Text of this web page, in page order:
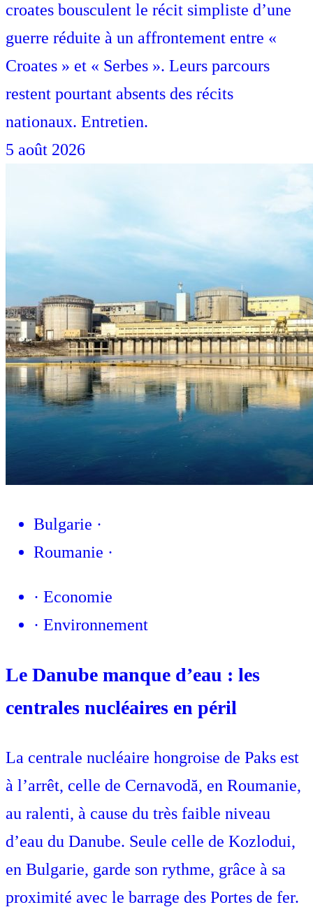
croates bousculent le récit simpliste d’une
guerre réduite à un affrontement entre «
Croates » et « Serbes ». Leurs parcours
restent pourtant absents des récits
nationaux. Entretien.
5 août 2026
Bulgarie ·
Roumanie ·
· Economie
· Environnement
Le Danube manque d’eau : les
centrales nucléaires en péril
La centrale nucléaire hongroise de Paks est
à l’arrêt, celle de Cernavodă, en Roumanie,
au ralenti, à cause du très faible niveau
d’eau du Danube. Seule celle de Kozlodui,
en Bulgarie, garde son rythme, grâce à sa
proximité avec le barrage des Portes de fer.